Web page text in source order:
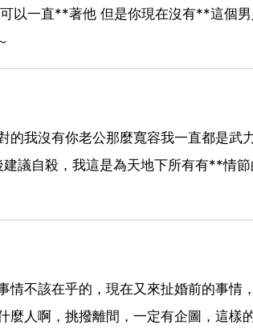
以一直**著他 但是你現在沒有**這個
我沒有你老公那麼寬容我一直都是武
議自殺，我這是為天地下所有有**情
不該在乎的，現在又來扯婚前的事情
人啊，挑撥離間，一定有企圖，這樣